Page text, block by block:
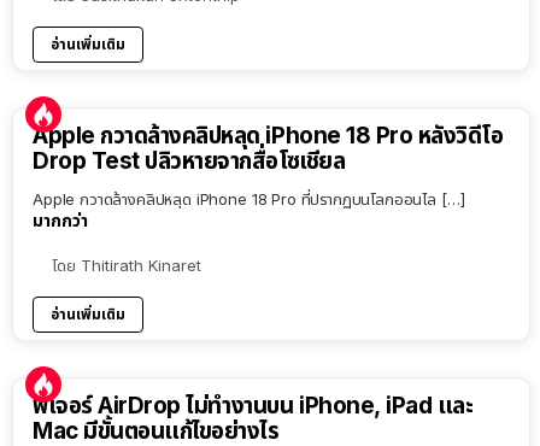
อ่านเพิ่มเติม
Apple กวาดล้างคลิปหลุด iPhone 18 Pro หลังวิดีโอ
Drop Test ปลิวหายจากสื่อโซเชียล
Apple กวาดล้างคลิปหลุด iPhone 18 Pro ที่ปรากฏบนโลกออนไล […]
มากกว่า
โดย Thitirath Kinaret
อ่านเพิ่มเติม
ฟีเจอร์ AirDrop ไม่ทำงานบน iPhone, iPad และ
Mac มีขั้นตอนแก้ไขอย่างไร